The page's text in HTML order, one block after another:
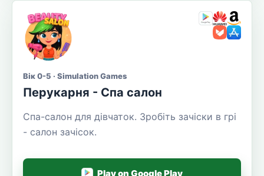
Вік 0-5 · Simulation Games
Перукарня - Спа салон
Спа-салон для дівчаток. Зробіть зачіски в грі
- салон зачісок.
Play on Google Play